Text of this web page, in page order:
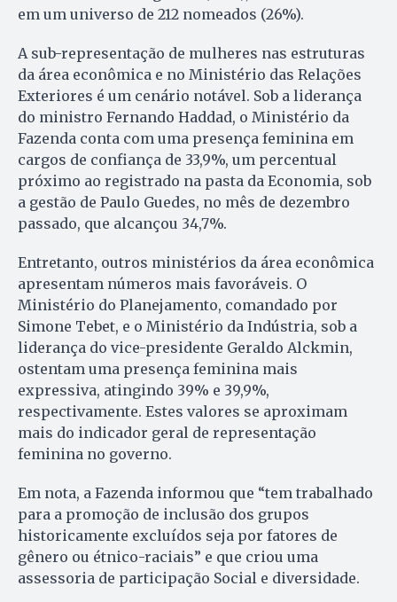
em um universo de 212 nomeados (26%).
A sub-representação de mulheres nas estruturas
da área econômica e no Ministério das Relações
Exteriores é um cenário notável. Sob a liderança
do ministro Fernando Haddad, o Ministério da
Fazenda conta com uma presença feminina em
cargos de confiança de 33,9%, um percentual
próximo ao registrado na pasta da Economia, sob
a gestão de Paulo Guedes, no mês de dezembro
passado, que alcançou 34,7%.
Entretanto, outros ministérios da área econômica
apresentam números mais favoráveis. O
Ministério do Planejamento, comandado por
Simone Tebet, e o Ministério da Indústria, sob a
liderança do vice-presidente Geraldo Alckmin,
ostentam uma presença feminina mais
expressiva, atingindo 39% e 39,9%,
respectivamente. Estes valores se aproximam
mais do indicador geral de representação
feminina no governo.
Em nota, a Fazenda informou que “tem trabalhado
para a promoção de inclusão dos grupos
historicamente excluídos seja por fatores de
gênero ou étnico-raciais” e que criou uma
assessoria de participação Social e diversidade.